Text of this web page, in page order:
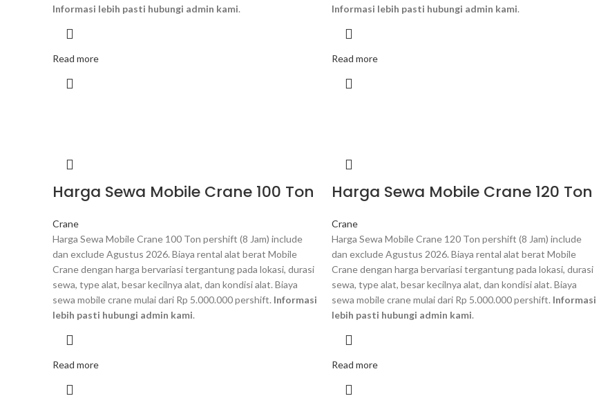
Informasi lebih pasti hubungi admin kami.
Read more
Informasi lebih pasti hubungi admin kami.
Read more
Harga Sewa Mobile Crane 100 Ton
Crane
Harga Sewa Mobile Crane 100 Ton pershift (8 Jam) include
dan exclude Agustus 2026. Biaya rental alat berat Mobile
Crane dengan harga bervariasi tergantung pada lokasi, durasi
sewa, type alat, besar kecilnya alat, dan kondisi alat. Biaya
sewa mobile crane mulai dari Rp 5.000.000 pershift. Informasi
lebih pasti hubungi admin kami.
Read more
Harga Sewa Mobile Crane 120 Ton
Crane
Harga Sewa Mobile Crane 120 Ton pershift (8 Jam) include
dan exclude Agustus 2026. Biaya rental alat berat Mobile
Crane dengan harga bervariasi tergantung pada lokasi, durasi
sewa, type alat, besar kecilnya alat, dan kondisi alat. Biaya
sewa mobile crane mulai dari Rp 5.000.000 pershift. Informasi
lebih pasti hubungi admin kami.
Read more